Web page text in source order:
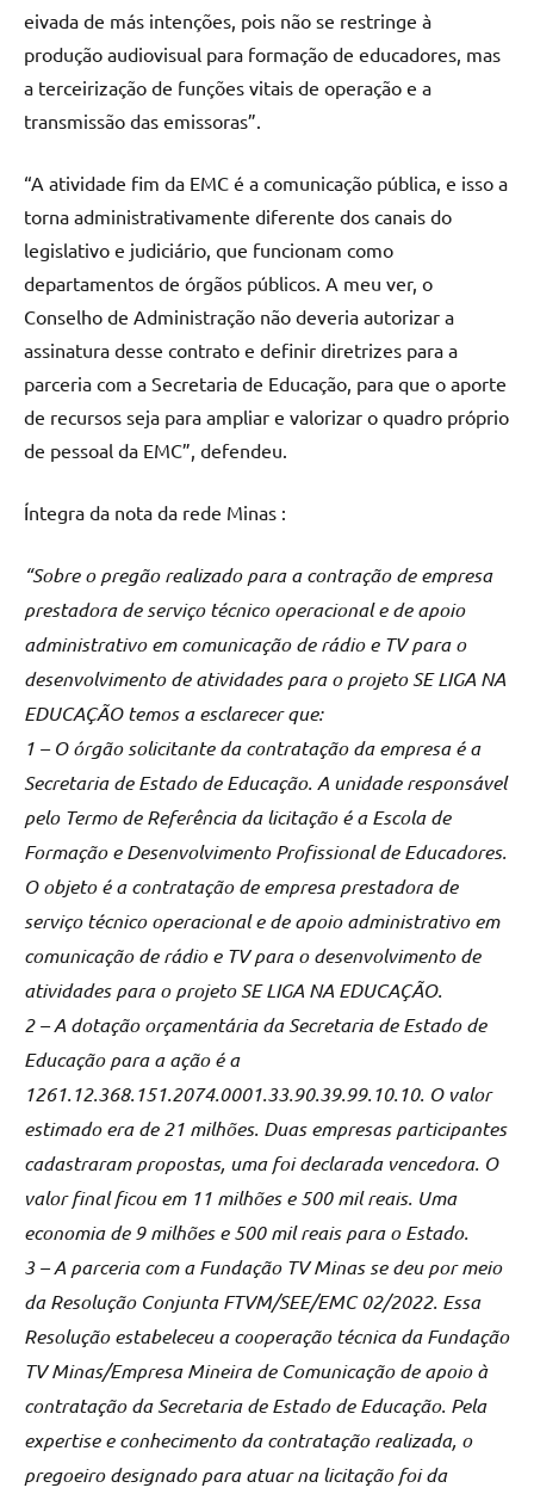
eivada de más intenções, pois não se restringe à
produção audiovisual para formação de educadores, mas
a terceirização de funções vitais de operação e a
transmissão das emissoras”.
“A atividade fim da EMC é a comunicação pública, e isso a
torna administrativamente diferente dos canais do
legislativo e judiciário, que funcionam como
departamentos de órgãos públicos. A meu ver, o
Conselho de Administração não deveria autorizar a
assinatura desse contrato e definir diretrizes para a
parceria com a Secretaria de Educação, para que o aporte
de recursos seja para ampliar e valorizar o quadro próprio
de pessoal da EMC”, defendeu.
Íntegra da nota da rede Minas :
“Sobre o pregão realizado para a contração de empresa
prestadora de serviço técnico operacional e de apoio
administrativo em comunicação de rádio e TV para o
desenvolvimento de atividades para o projeto SE LIGA NA
EDUCAÇÃO temos a esclarecer que:
1 – O órgão solicitante da contratação da empresa é a
Secretaria de Estado de Educação. A unidade responsável
pelo Termo de Referência da licitação é a Escola de
Formação e Desenvolvimento Profissional de Educadores.
O objeto é a contratação de empresa prestadora de
serviço técnico operacional e de apoio administrativo em
comunicação de rádio e TV para o desenvolvimento de
atividades para o projeto SE LIGA NA EDUCAÇÃO.
2 – A dotação orçamentária da Secretaria de Estado de
Educação para a ação é a
1261.12.368.151.2074.0001.33.90.39.99.10.10. O valor
estimado era de 21 milhões. Duas empresas participantes
cadastraram propostas, uma foi declarada vencedora. O
valor final ficou em 11 milhões e 500 mil reais. Uma
economia de 9 milhões e 500 mil reais para o Estado.
3 – A parceria com a Fundação TV Minas se deu por meio
da Resolução Conjunta FTVM/SEE/EMC 02/2022. Essa
Resolução estabeleceu a cooperação técnica da Fundação
TV Minas/Empresa Mineira de Comunicação de apoio à
contratação da Secretaria de Estado de Educação. Pela
expertise e conhecimento da contratação realizada, o
pregoeiro designado para atuar na licitação foi da